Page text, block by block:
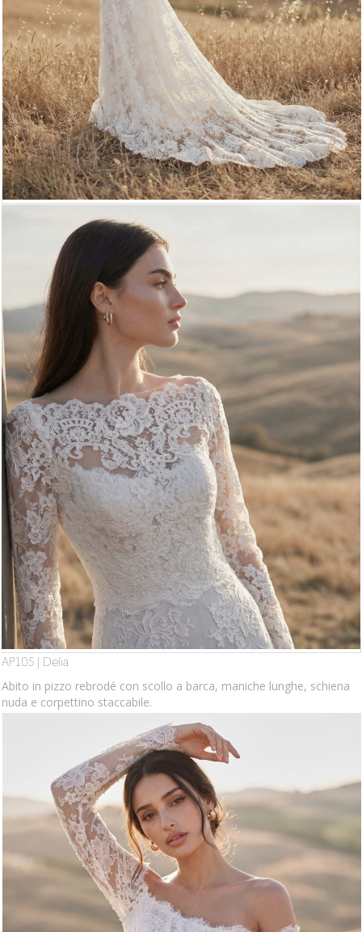
AP105 | Delia
Abito in pizzo rebrodé con scollo a barca, maniche lunghe, schiena
nuda e corpettino staccabile.